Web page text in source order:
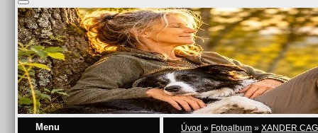
Úvod » Fotoalbum » XANDER
Menu